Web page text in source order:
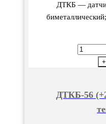
ДТКБ —
датчик-
+
ДТКБ-56